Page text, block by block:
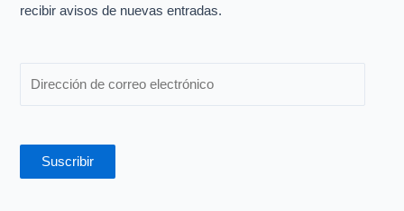
o
recibir avisos de nuevas entradas.
Suscribir